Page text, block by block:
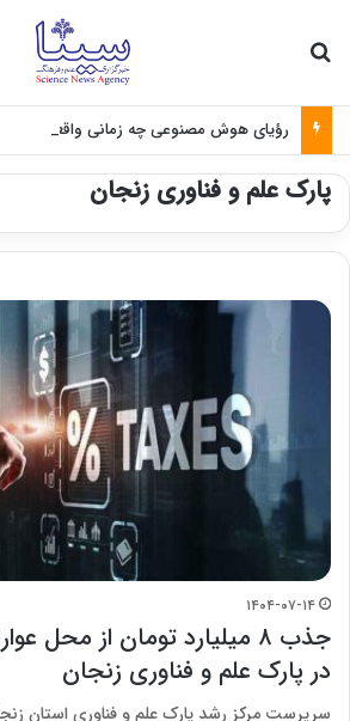
رؤیای هوش مصنوعی چه زمانی واقعی
پارک علم و فناوری زنجان
۱۴۰۴-۰۷-۱۴
جذب ۸ میلیارد تومان از محل
در پارک علم و فناوری زنجان